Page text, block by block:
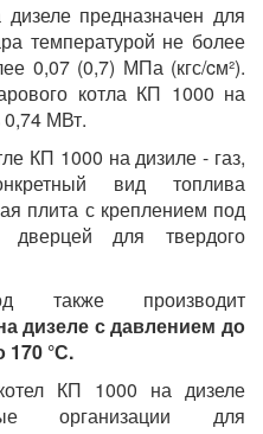
предназначен для
температурой не более
0,07 (0,7) МПа (кгс/cм²).
котла КП 1000 на
0,74 МВт.
КП 1000 на дизиле - газ,
вид топлива
плита с креплением под
дверцей для твердого
также производит
дизеле с давлением до
170 °С.
КП 1000 на дизеле
организации для